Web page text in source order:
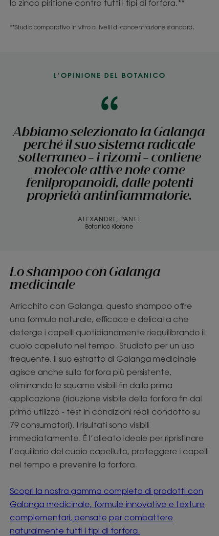
lo zinco piritione contro tutti i tipi di forfora.**
**Studio comparativo in vitro a livelli di concentrazione standard.
L’OPINIONE DEL BOTANICO
Abbiamo selezionato la Galanga
perché il suo sistema radicale
sotterraneo - i rizomi - contiene
molecole attive note come
fenilpropanoidi, dalle potenti
proprietà antinfiammatorie.
ALEXANDRE, PANEL
Botanico Klorane
Lo shampoo con Galanga
medicinale
Arricchito con Galanga, questo shampoo offre
una formula naturale, efficace e delicata che
deterge i capelli quotidianamente riequilibrando il
cuoio capelluto nel tempo. Studiato per un uso
frequente, il suo estratto di Galanga medicinale
agisce anche sulla forfora più persistente,
eliminando le squame visibili fin dalla prima
applicazione (riduzione visibile della forfora fin dal
primo utilizzo - test in condizioni reali condotto su
79 consumatori). I risultati sono visibili
immediatamente. È l’alleato ideale per ripristinare
l’equilibrio del cuoio capelluto, proteggere i capelli
nel tempo e prevenire la forfora.
Scopri la nostra gamma completa di prodotti con
Galanga medicinale, formule innovative e texture
complementari, pensate per combattere
naturalmente tutti i tipi di forfora.